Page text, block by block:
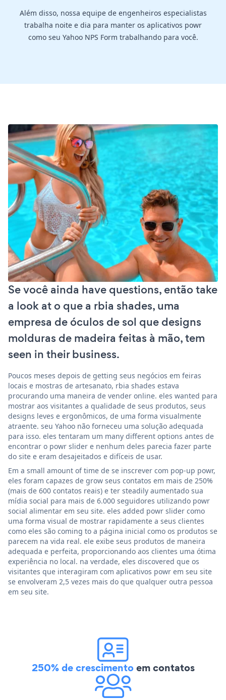
Além disso, nossa equipe de engenheiros especialistas
trabalha noite e dia para manter os aplicativos powr
como seu Yahoo NPS Form trabalhando para você.
Se você ainda have questions, então take
a look at o que a rbia shades, uma
empresa de óculos de sol que designs
molduras de madeira feitas à mão, tem
seen in their business.
Poucos meses depois de getting seus negócios em feiras
locais e mostras de artesanato, rbia shades estava
procurando uma maneira de vender online. eles wanted para
mostrar aos visitantes a qualidade de seus produtos, seus
designs leves e ergonômicos, de uma forma visualmente
atraente. seu Yahoo não forneceu uma solução adequada
para isso. eles tentaram um many different options antes de
encontrar o powr slider e nenhum deles parecia fazer parte
do site e eram desajeitados e difíceis de usar.
Em a small amount of time de se inscrever com pop-up powr,
eles foram capazes de grow seus contatos em mais de 250%
(mais de 600 contatos reais) e ter steadily aumentado sua
mídia social para mais de 6.000 seguidores utilizando powr
social alimentar em seu site. eles added powr slider como
uma forma visual de mostrar rapidamente a seus clientes
como eles são coming to a página inicial como os produtos se
parecem na vida real. ele exibe seus produtos de maneira
adequada e perfeita, proporcionando aos clientes uma ótima
experiência no local. na verdade, eles discovered que os
visitantes que interagiram com aplicativos powr em seu site
se envolveram 2,5 vezes mais do que qualquer outra pessoa
em seu site.
250% de crescimentoem contatos